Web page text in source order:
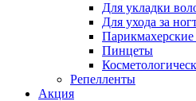
Для укладки
Для ухода за
Пинцеты
Репелленты
Акция